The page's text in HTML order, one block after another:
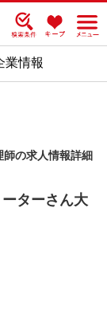
業情報
の求人情報詳細
ターさん大